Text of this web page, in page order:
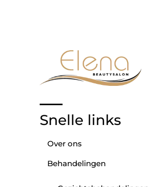
Snelle links
Over ons
Behandelingen